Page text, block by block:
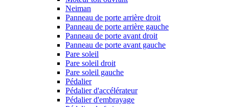
Neiman
Panneau de porte arrière droit
Panneau de porte arrière gauche
Panneau de porte avant droit
Panneau de porte avant gauche
Pare soleil
Pare soleil droit
Pare soleil gauche
Pédalier
Pédalier d'accélérateur
Pédalier d'embrayage